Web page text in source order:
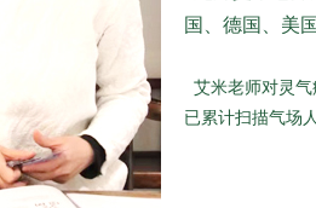
国、德国、美
艾米老师对灵
已累计扫描气场